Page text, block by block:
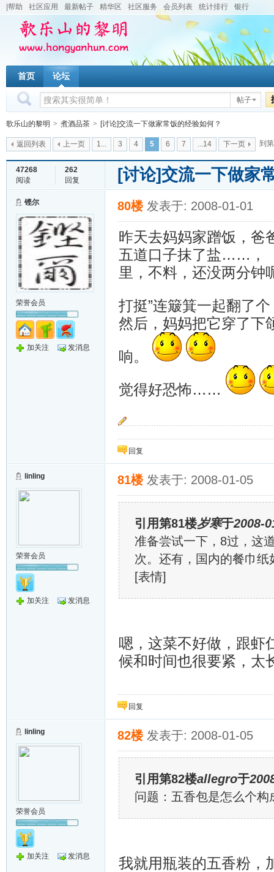
|帮助 社区应用 最新帖子 精华区 社区服务 会员列表 统计排行 银行
首页 论坛
帖子
歌乐山的黎明 > 煮酒品茶 > [讨论]交流一下做家常饭的经验如何？
返回列表 上一页 1... 3 4 5 6 7 ...14 下一页 到第
47268
阅读
262
回复
[讨论]交流一下做家
铿尔
荣誉会员
加关注 发消息
80楼 发表于: 2008-01-01
昨天去妈妈家蹭饭，爸
五道口子抹了盐……，
里，不料，还没两分钟
打挺”连簸箕一起翻了个
然后，妈妈把它穿了下
响。
觉得好恐怖……
望断云天暮与朝，双星聚首叹今宵。情深每笑
桥。回复
linling
荣誉会员
加关注 发消息
81楼 发表于: 2008-01-05
引用第81楼岁寒于2008-
准备尝试一下，8过，这
次。还有，国内的餐巾
[表情]
嗯，这菜不好做，跟虾
候和时间也很要紧，太
回复
linling
荣誉会员
加关注 发消息
82楼 发表于: 2008-01-05
引用第82楼allegro于
问题：五香包是怎么个构
我就用瓶装的五香粉，